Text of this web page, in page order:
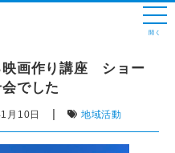
画作り講座 ショー
でした
月10日 | 地域活動